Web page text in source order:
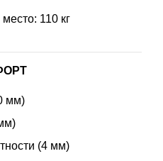
110 кг
мм)
(4 мм)